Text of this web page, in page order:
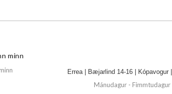
minn
Errea | Bæjarlind 14-16 | Kópavogur
Mánudagur -